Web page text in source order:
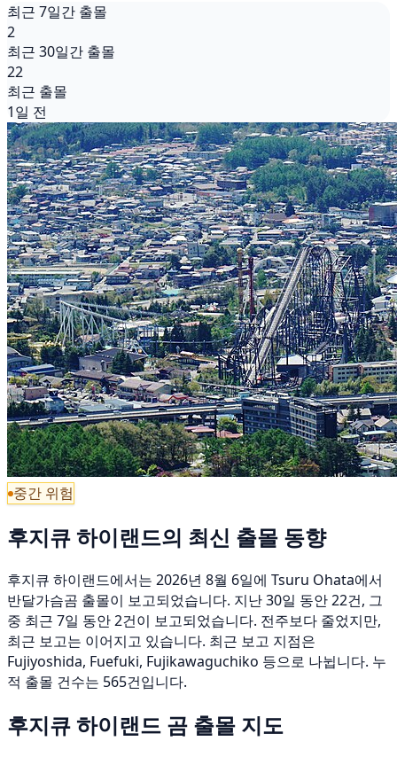
최근 7일간 출몰
2
최근 30일간 출몰
22
최근 출몰
1일 전
중간 위험
후지큐 하이랜드의 최신 출몰 동향
후지큐 하이랜드에서는 2026년 8월 6일에 Tsuru Ohata에서
반달가슴곰 출몰이 보고되었습니다. 지난 30일 동안 22건, 그
중 최근 7일 동안 2건이 보고되었습니다. 전주보다 줄었지만,
최근 보고는 이어지고 있습니다. 최근 보고 지점은
Fujiyoshida, Fuefuki, Fujikawaguchiko 등으로 나뉩니다. 누
적 출몰 건수는 565건입니다.
후지큐 하이랜드 곰 출몰 지도